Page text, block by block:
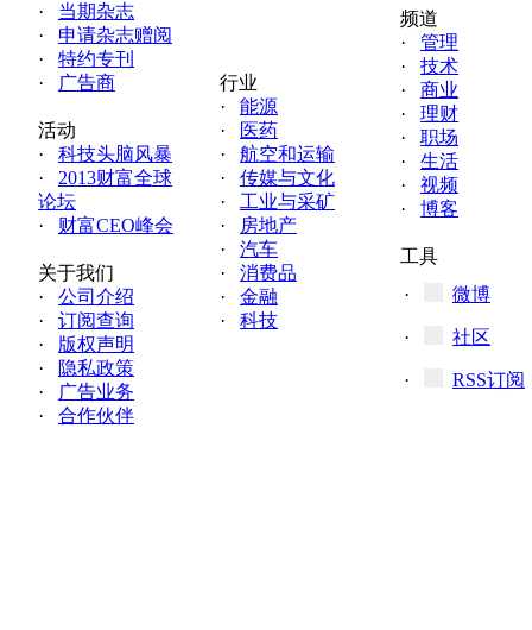
· 当期杂志
· 申请杂志赠阅
· 特约专刊
·
广告商
活动
· 科技头脑风暴
· 2013财富全球
论坛
· 财富CEO峰会
关于我们
· 公司介绍
· 订阅查询
· 版权声明
·
隐私政策
·
广告业务
· 合作伙伴
行业
· 能源
·
医药
· 航空和运输
· 传媒与文化
· 工业与采矿
·
房地产
· 汽车
· 消费品
· 金融
· 科技
频道
· 管理
· 技术
· 商业
· 理财
· 职场
· 生活
· 视频
· 博客
工具
·
微博
· 社区
· RSS订阅